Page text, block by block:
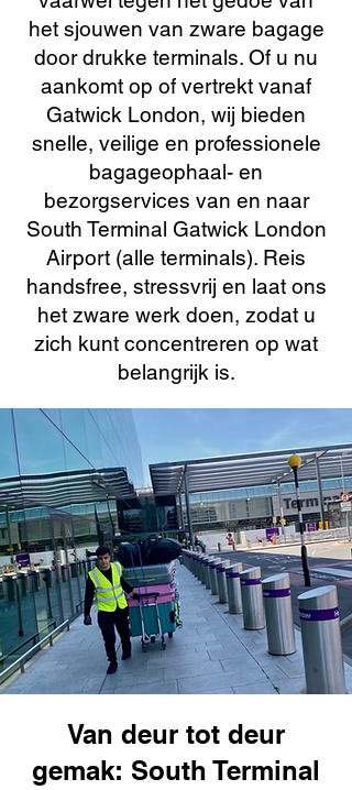
het sjouwen van zware bagage
door drukke terminals. Of u nu
aankomt op of vertrekt vanaf
Gatwick London, wij bieden
snelle, veilige en professionele
bagageophaal- en
bezorgservices van en naar
South Terminal Gatwick London
Airport (alle terminals). Reis
handsfree, stressvrij en laat ons
het zware werk doen, zodat u
zich kunt concentreren op wat
belangrijk is.
Van deur tot deur
gemak: South Terminal